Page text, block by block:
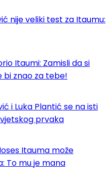
nije veliki test za Itaumu:
Itaumi: Zamisli da si
znao za tebe!
i Luka Plantić se na isti
prvaka
Itauma može
To mu je mana